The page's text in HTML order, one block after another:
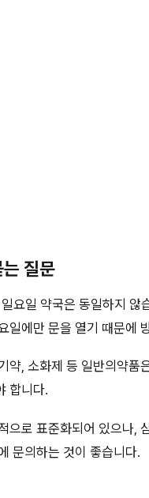
질문
요일 약국은 동일하지 않
일에만 문을 열기 때문에
약, 소화제 등 일반의약품
합니다.
으로 표준화되어 있으나,
문의하는 것이 좋습니다.